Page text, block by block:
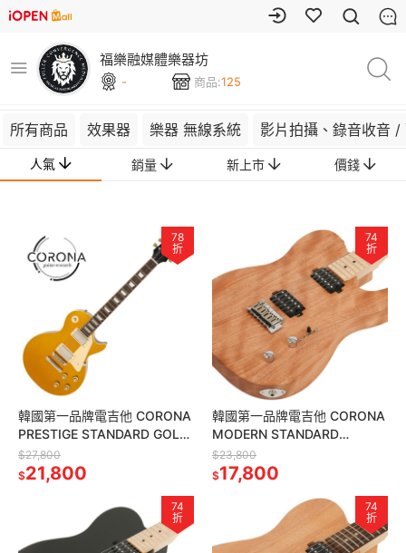
福樂融媒體樂器坊
- 商品:125
所有商品 效果器 樂器 無線系統 影片拍攝、錄音收音 /
人氣 銷量 新上市 價錢
78
折
韓國第一品牌電吉他 CORONA
PRESTIGE STANDARD GOLD
TOP LP22 GT 雙雙 金色
$27,800
$21,800
74
折
韓國第一品牌電吉他 CORONA
MODERN STANDARD
T22F/M MAH 雙雙 楓木指板
桃花心木琴身
$23,800
$17,800
74
折
74
折